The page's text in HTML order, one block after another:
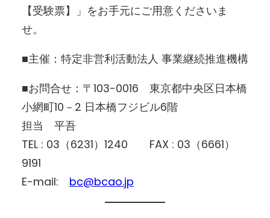
【受験票】」をお手元にご用意くださいま
せ。
■主催：特定非営利活動法人 事業継続推進機構
■お問合せ：〒103-0016 東京都中央区日本橋
小網町10－2 日本橋フジビル6階
担当 平吾
TEL : 03（6231）1240 FAX : 03（6661）
9191
E-mail: bc@bcao.jp